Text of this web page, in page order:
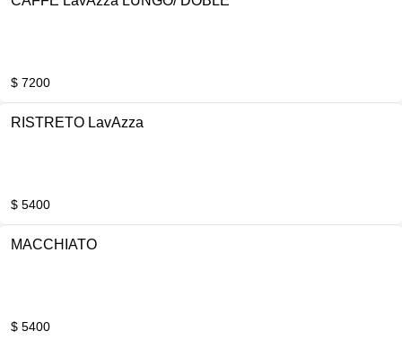
$ 7200
RISTRETO LavAzza
$ 5400
MACCHIATO
$ 5400